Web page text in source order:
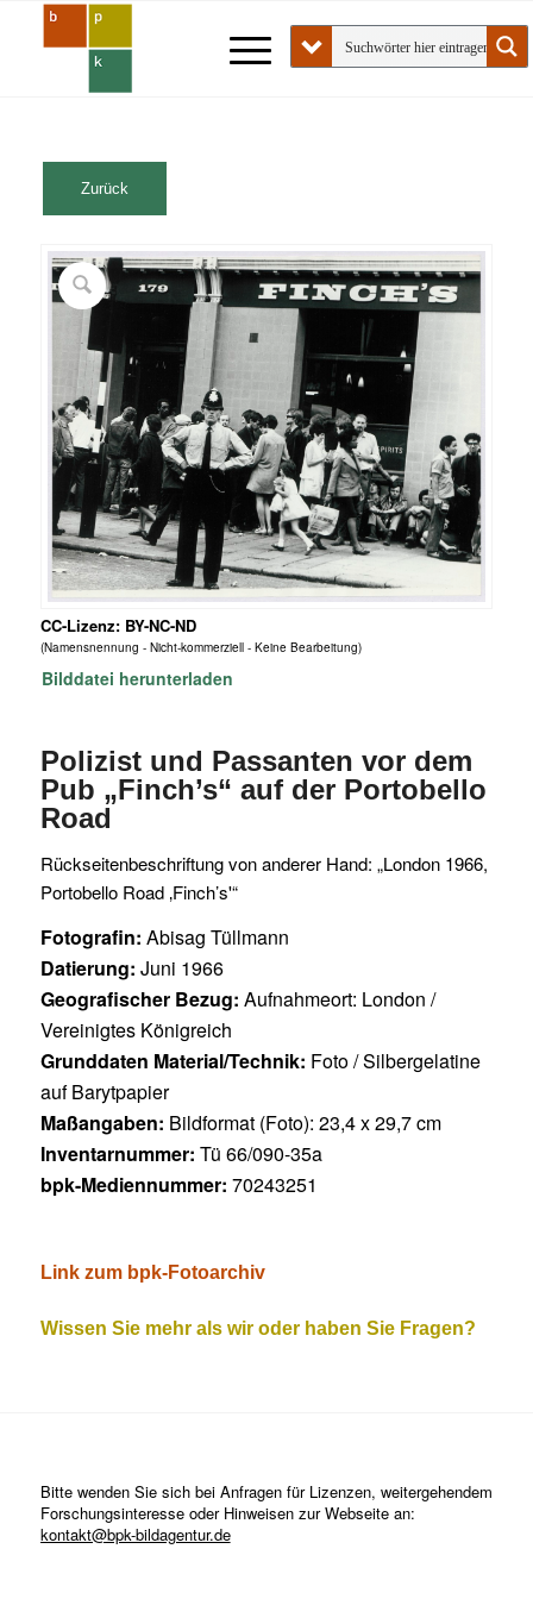
CC-Lizenz: BY-NC-ND
(Namensnennung - Nicht-kommerziell - Keine Bearbeitung)
Bilddatei herunterladen
Polizist und Passanten vor dem
Pub „Finch’s“ auf der Portobello
Road
Rückseitenbeschriftung von anderer Hand: „London 1966,
Portobello Road ‚Finch’s'“
Fotografin: Abisag Tüllmann
Datierung: Juni 1966
Geografischer Bezug: Aufnahmeort: London /
Vereinigtes Königreich
Grunddaten Material/Technik: Foto / Silbergelatine
auf Barytpapier
Maßangaben: Bildformat (Foto): 23,4 x 29,7 cm
Inventarnummer: Tü 66/090-35a
bpk-Mediennummer: 70243251
Link zum bpk-Fotoarchiv
Wissen Sie mehr als wir oder haben Sie Fragen?
Bitte wenden Sie sich bei Anfragen für Lizenzen, weitergehendem
Forschungsinteresse oder Hinweisen zur Webseite an:
kontakt@bpk-bildagentur.de